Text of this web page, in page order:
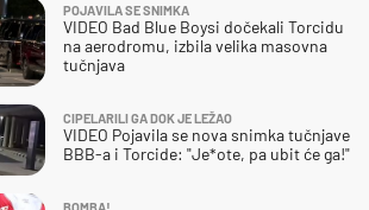
POJAVILA SE SNIMKA
VIDEO Bad Blue Boysi dočekali Torcidu
na aerodromu, izbila velika masovna
tučnjava
CIPELARILI GA DOK JE LEŽAO
VIDEO Pojavila se nova snimka tučnjave
BBB-a i Torcide: "Je*ote, pa ubit će ga!"
BOMBA!